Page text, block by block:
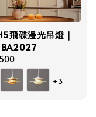
飛碟漫光吊燈｜
+3